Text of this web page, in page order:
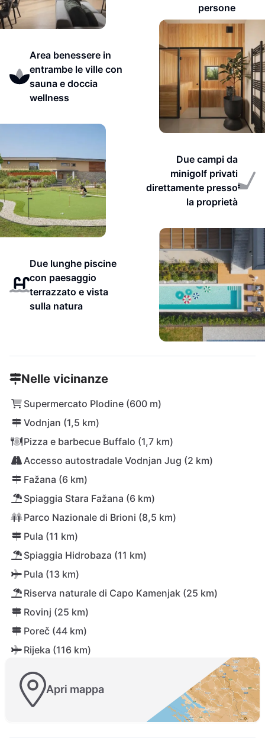
persone
Area benessere in
entrambe le ville con
sauna e doccia
wellness
Due campi da
minigolf privati
direttamente presso
la proprietà
Due lunghe piscine
con paesaggio
terrazzato e vista
sulla natura
Nelle vicinanze
Supermercato Plodine (600 m)
Vodnjan (1,5 km)
Pizza e barbecue Buffalo (1,7 km)
Accesso autostradale Vodnjan Jug (2 km)
Fažana (6 km)
Spiaggia Stara Fažana (6 km)
Parco Nazionale di Brioni (8,5 km)
Pula (11 km)
Spiaggia Hidrobaza (11 km)
Pula (13 km)
Riserva naturale di Capo Kamenjak (25 km)
Rovinj (25 km)
Poreč (44 km)
Rijeka (116 km)
Apri mappa